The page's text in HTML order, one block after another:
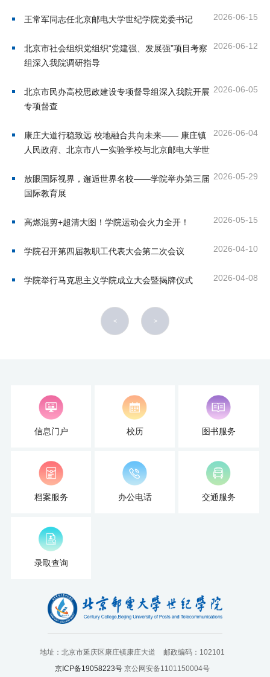
生
就
信
2026-06-15
王常军同志任北京邮电大学世纪学院党委书记
2026-06-12
北京市社会组织党组织“党建强、发展强”项目考察
组深入我院调研指导
2026-06-05
北京市民办高校思政建设专项督导组深入我院开展
专项督查
2026-06-04
康庄大道行稳致远 校地融合共向未来—— 康庄镇
人民政府、北京市八一实验学校与北京邮电大学世
2026-05-29
放眼国际视界，邂逅世界名校——学院举办第三届
国际教育展
2026-05-15
高燃混剪+超清大图！学院运动会火力全开！
2026-04-10
学院召开第四届教职工代表大会第二次会议
2026-04-08
学院举行马克思主义学院成立大会暨揭牌仪式
< >
信息门户 校历 图书服务
档案服务 办公电话 交通服务
录取查询
地址：北京市延庆区康庄镇康庄大道
邮政编码：102101
京ICP备19058223号 京公网安备1101150004号